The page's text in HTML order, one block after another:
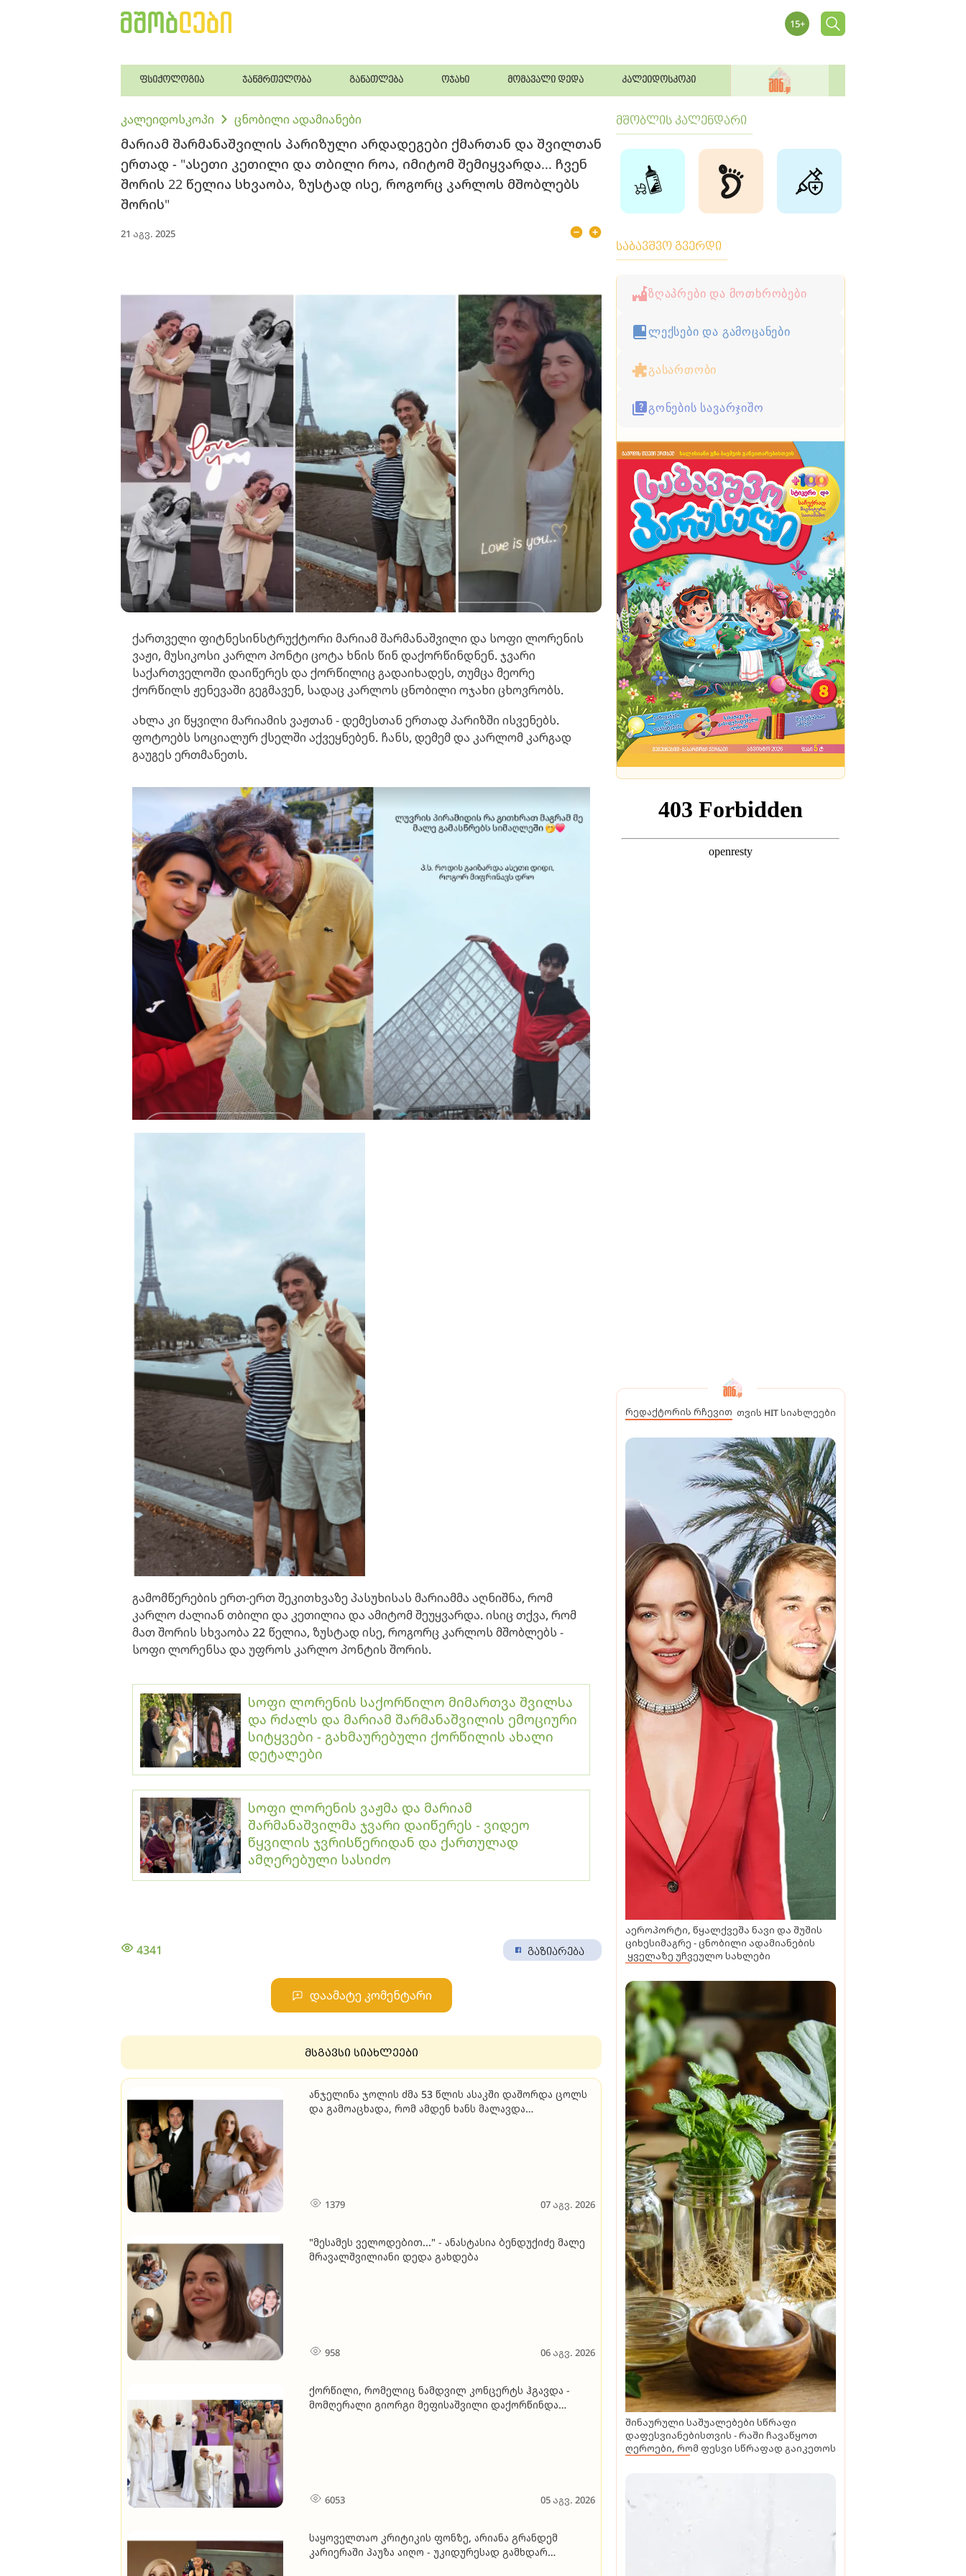
ფსიქოლოგია ჯანმრთელობა განათლება ოჯახი მომავალი დედა კალეიდოსკოპი
კალეიდოსკოპი ცნობილი ადამიანები
მარიამ შარმანაშვილის პარიზული არდადეგები ქმართან და შვილთან
ერთად - "ასეთი კეთილი და თბილი როა, იმიტომ შემიყვარდა... ჩვენ
შორის 22 წელია სხვაობა, ზუსტად ისე, როგორც კარლოს მშობლებს
შორის"
21 აგვ. 2025
ქართველი ფიტნესინსტრუქტორი მარიამ შარმანაშვილი და სოფი ლორენის
ვაჟი, მუსიკოსი კარლო პონტი ცოტა ხნის წინ დაქორწინდნენ. ჯვარი
საქართველოში დაიწერეს და ქორწილიც გადაიხადეს, თუმცა მეორე
ქორწილს ჟენევაში გეგმავენ, სადაც კარლოს ცნობილი ოჯახი ცხოვრობს.
ახლა კი წყვილი მარიამის ვაჟთან - დემესთან ერთად პარიზში ისვენებს.
ფოტოებს სოციალურ ქსელში აქვეყნებენ. ჩანს, დემემ და კარლომ კარგად
გაუგეს ერთმანეთს.
გამომწერების ერთ-ერთ შეკითხვაზე პასუხისას მარიამმა აღნიშნა, რომ
კარლო ძალიან თბილი და კეთილია და ამიტომ შეუყვარდა. ისიც თქვა, რომ
მათ შორის სხვაობა 22 წელია, ზუსტად ისე, როგორც კარლოს მშობლებს -
სოფი ლორენსა და უფროს კარლო პონტის შორის.
სოფი ლორენის საქორწილო მიმართვა შვილსა
და რძალს და მარიამ შარმანაშვილის ემოციური
სიტყვები - გახმაურებული ქორწილის ახალი
დეტალები
სოფი ლორენის ვაჟმა და მარიამ
შარმანაშვილმა ჯვარი დაიწერეს - ვიდეო
წყვილის ჯვრისწერიდან და ქართულად
ამღერებული სასიძო
4341 გაზიარება
დაამატე კომენტარი
მსგავსი სიახლეები
ანჯელინა ჯოლის ძმა 53 წლის ასაკში დაშორდა ცოლს
და გამოაცხადა, რომ ამდენ ხანს მალავდა
1379 07 აგვ. 2026
"მესამეს ველოდებით..." - ანასტასია ბენდუქიძე მალე
მრავალშვილიანი დედა გახდება
958 06 აგვ. 2026
ქორწილი, რომელიც ნამდვილ კონცერტს ჰგავდა -
მომღერალი გიორგი მეფისაშვილი დაქორწინდა
6053 05 აგვ. 2026
საყოველთაო კრიტიკის ფონზე, არიანა გრანდემ
კარიერაში პაუზა აიღო - უკიდურესად გამხდარ
მშობლის კალენდარი
საბავშვო გვერდი
ზღაპრები და მოთხრობები
ლექსები და გამოცანები
გასართობი
გონების სავარჯიშო
რედაქტორის რჩევით თვის HIT სიახლეები
აეროპორტი, წყალქვეშა ნავი და შუშის
ციხესიმაგრე - ცნობილი ადამიანების
ყველაზე უჩვეულო სახლები
შინაურული საშუალებები სწრაფი
დაფესვიანებისთვის - რაში ჩავაწყოთ
ღეროები, რომ ფესვი სწრაფად გაიკეთოს